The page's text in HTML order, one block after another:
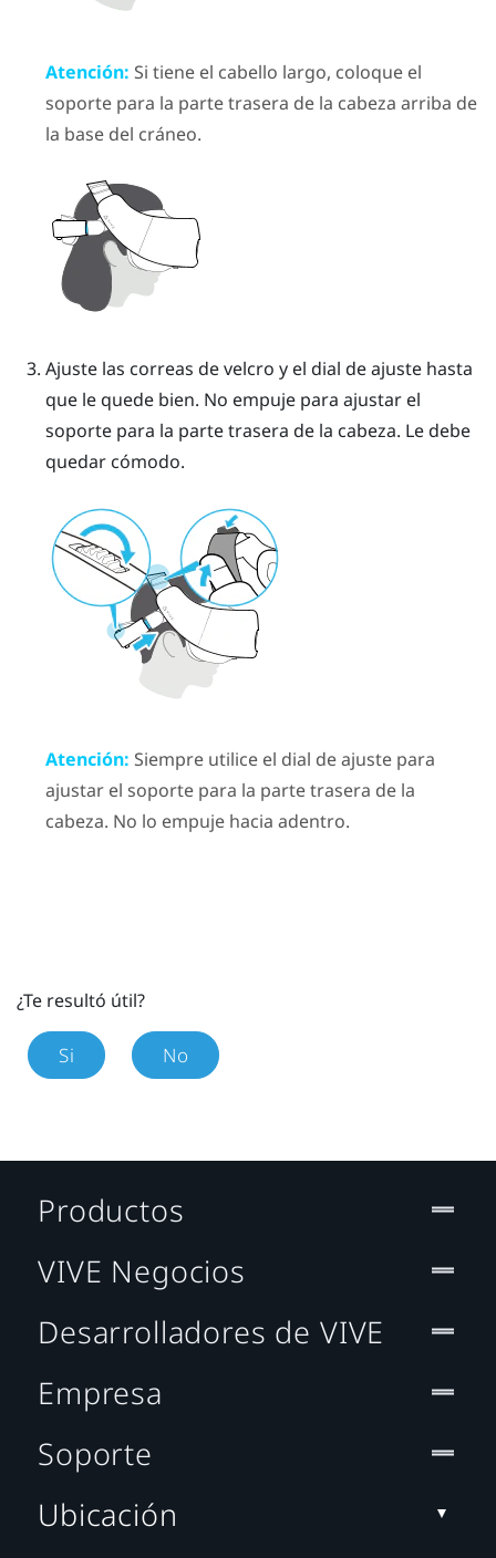
Atención: Si tiene el cabello largo, coloque el
soporte para la parte trasera de la cabeza arriba de
la base del cráneo.
Ajuste las correas de velcro y el dial de ajuste hasta
que le quede bien. No empuje para ajustar el
soporte para la parte trasera de la cabeza. Le debe
quedar cómodo.
Atención: Siempre utilice el dial de ajuste para
ajustar el soporte para la parte trasera de la
cabeza. No lo empuje hacia adentro.
¿Te resultó útil?
Si No
Productos
VIVE Negocios
Desarrolladores de VIVE
Empresa
Soporte
Ubicación